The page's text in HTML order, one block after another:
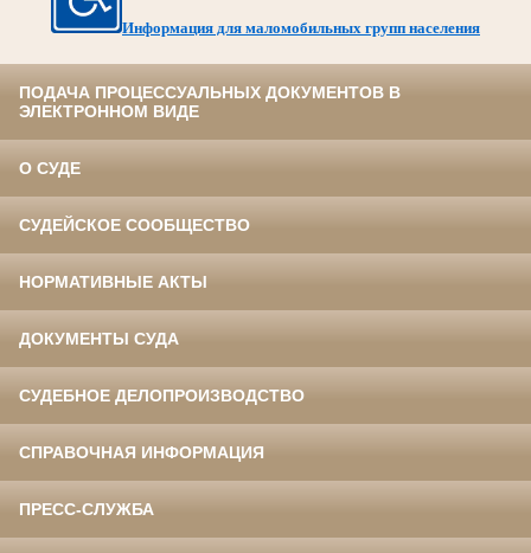
Информация для маломобильных групп населения
ПОДАЧА ПРОЦЕССУАЛЬНЫХ ДОКУМЕНТОВ В
ЭЛЕКТРОННОМ ВИДЕ
О СУДЕ
СУДЕЙСКОЕ СООБЩЕСТВО
НОРМАТИВНЫЕ АКТЫ
ДОКУМЕНТЫ СУДА
СУДЕБНОЕ ДЕЛОПРОИЗВОДСТВО
СПРАВОЧНАЯ ИНФОРМАЦИЯ
ПРЕСС-СЛУЖБА